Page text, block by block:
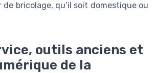
bricolage, qu’il soit domestique ou
outils anciens et
de la